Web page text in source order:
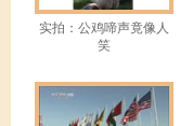
发号，排
所，也千
(热词三
实拍：公鸡啼声竟像人
笑